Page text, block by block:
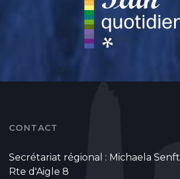
CONTACT
Secrétariat régional : Michaela Senft
Rte d'Aigle 8